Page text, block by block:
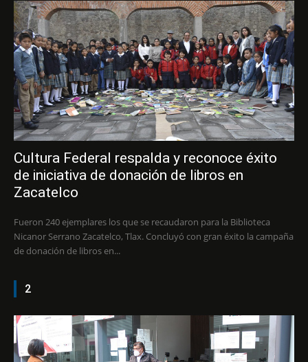
Cultura Federal respalda y reconoce éxito
de iniciativa de donación de libros en
Zacatelco
Fueron 240 ejemplares los que se recaudaron para la Biblioteca
Nicanor Serrano Zacatelco, Tlax. Concluyó con gran éxito la campaña
de donación de libros en...
2